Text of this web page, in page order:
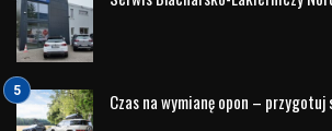
Czas na wymianę opon –